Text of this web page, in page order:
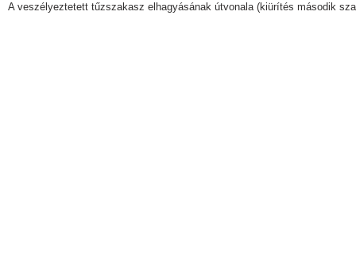
A veszélyeztetett tűzszakasz elhagyásának útvonala (kiürítés második